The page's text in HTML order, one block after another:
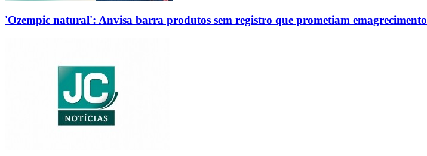
'Ozempic natural': Anvisa barra produtos sem registro que prometiam emagrecimento